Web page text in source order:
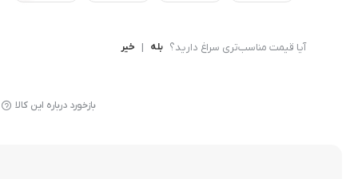
آیا قیمت مناسب‌تری سراغ دارید؟ بله | خیر
بازخورد درباره این کالا